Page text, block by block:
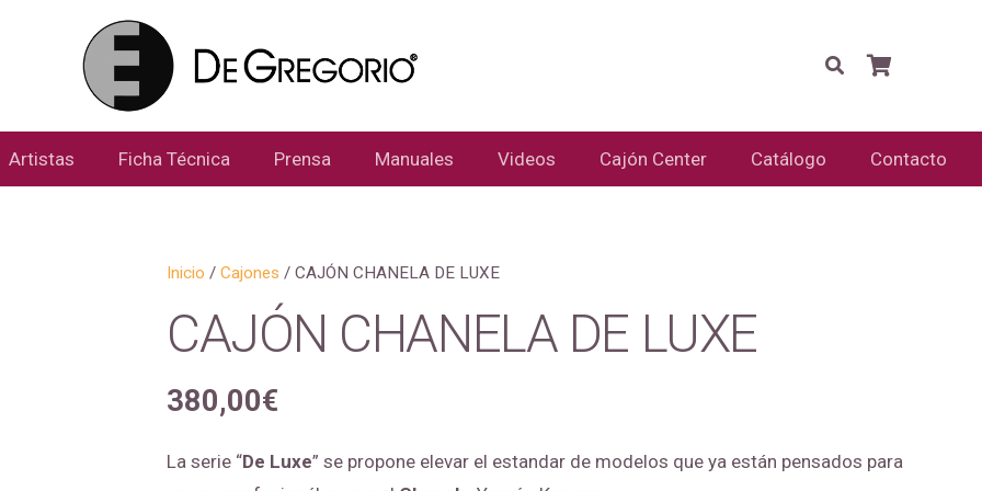
Artistas Ficha Técnica Prensa Manuales Videos Cajón Center Catálogo Contacto
Inicio / Cajones / CAJÓN CHANELA DE LUXE
CAJÓN CHANELA DE LUXE
380,00€
La serie “De Luxe” se propone elevar el estandar de modelos que ya están pensados para